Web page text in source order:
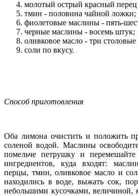
молотый острый красный
тмин - половина чайной ложки;
фиолетовые маслины - пять-
черные маслины - восемь штук;
оливковое масло - три
соли по вкусу.
Способ приготовления
Оба лимона очистить и положить
соленой водой. Маслины
помельче петрушку и
ингредиентов, куда входят:
перцы, тмин, оливковое масло и
находились в воде, выжать сок,
небольшими кусочками, величиной,